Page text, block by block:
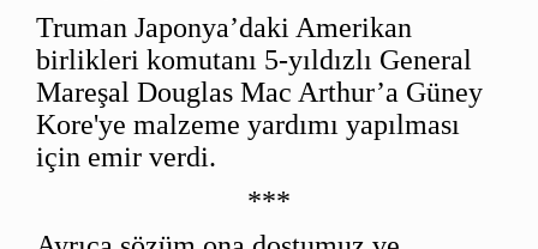
Truman Japonya’daki Amerikan
birlikleri komutanı 5-yıldızlı General
Mareşal Douglas Mac Arthur’a Güney
Kore'ye malzeme yardımı yapılması
için emir verdi.
***